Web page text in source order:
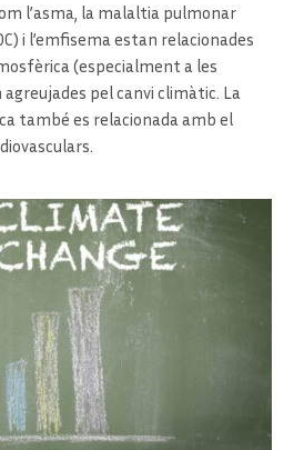
l’asma, la malaltia pulmonar
i l’emfisema estan relacionades
(especialment a les
pel canvi climàtic. La
també es relacionada amb el